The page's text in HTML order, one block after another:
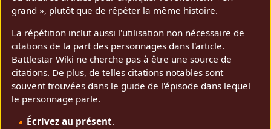
grand », plutôt que de répéter la même histoire.
La répétition inclut aussi l'utilisation non nécessaire de
citations de la part des personnages dans l'article.
Battlestar Wiki ne cherche pas à être une source de
citations. De plus, de telles citations notables sont
souvent trouvées dans le guide de l'épisode dans lequel
le personnage parle.
Écrivez au présent.